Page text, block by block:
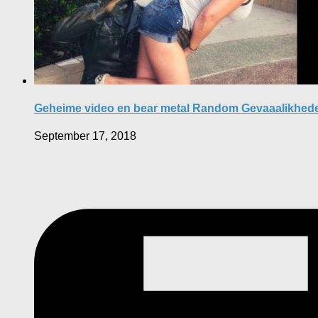
Geheime video en bear metal Random
September 17, 2018